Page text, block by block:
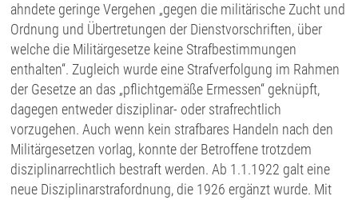
ahndete geringe Vergehen „gegen die militärische Zucht und
Ordnung und Übertretungen der Dienstvorschriften, über
welche die Militärgesetze keine Strafbestimmungen
enthalten“. Zugleich wurde eine Strafverfolgung im Rahmen
der Gesetze an das „pflichtgemäße Ermessen“ geknüpft,
dagegen entweder disziplinar- oder strafrechtlich
vorzugehen. Auch wenn kein strafbares Handeln nach den
Militärgesetzen vorlag, konnte der Betroffene trotzdem
disziplinarrechtlich bestraft werden. Ab 1.1.1922 galt eine
neue Disziplinarstrafordnung, die 1926 ergänzt wurde. Mit